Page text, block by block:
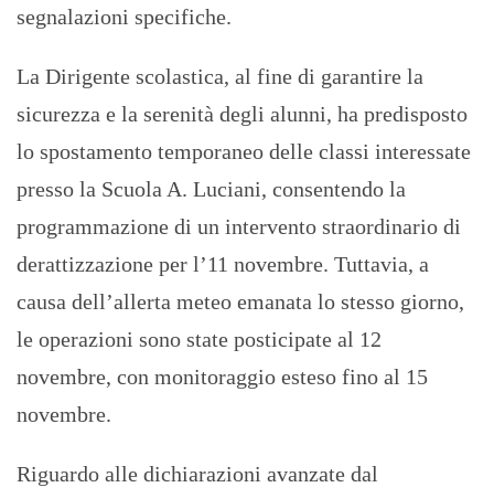
segnalazioni specifiche.
La Dirigente scolastica, al fine di garantire la
sicurezza e la serenità degli alunni, ha predisposto
lo spostamento temporaneo delle classi interessate
presso la Scuola A. Luciani, consentendo la
programmazione di un intervento straordinario di
derattizzazione per l’11 novembre. Tuttavia, a
causa dell’allerta meteo emanata lo stesso giorno,
le operazioni sono state posticipate al 12
novembre, con monitoraggio esteso fino al 15
novembre.
Riguardo alle dichiarazioni avanzate dal